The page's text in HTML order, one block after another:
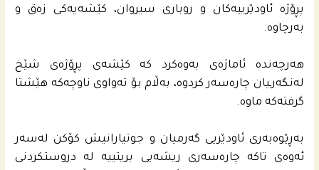
پڕۆژە ئاودێرییەکان و روباری سیروان، کێشەیەکی زەق و
بەرچاوە.
هەرچەندە ئاماژەی بەوەکرد کە کێشەی پڕۆژەی شێخ
لەنگەرـیان چارەسەر کردوە، بەڵام بۆ تەواوی ناوچەکە هێشتا
گرفتەکە ماوە.
بەڕێوەبەری ئاودێریی گەرمیان و جوتیارانیش کۆکن لەسەر
ئەوەی تاکە چارەسەری ریشەیی بریتییە لە دروستکردنی